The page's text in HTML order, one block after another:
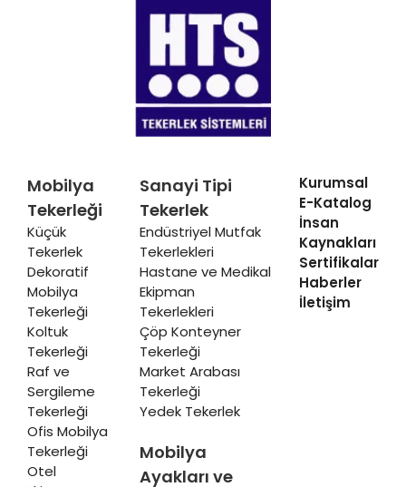
Mobilya
Tekerleği
Küçük
Tekerlek
Dekoratif
Mobilya
Tekerleği
Koltuk
Tekerleği
Raf ve
Sergileme
Tekerleği
Ofis Mobilya
Tekerleği
Otel
Sanayi Tipi
Tekerlek
Endüstriyel Mutfak
Tekerlekleri
Hastane ve Medikal
Ekipman
Tekerlekleri
Çöp Konteyner
Tekerleği
Market Arabası
Tekerleği
Yedek Tekerlek
Mobilya
Ayakları ve
Kurumsal
E-Katalog
İnsan
Kaynakları
Sertifikalar
Haberler
İletişim